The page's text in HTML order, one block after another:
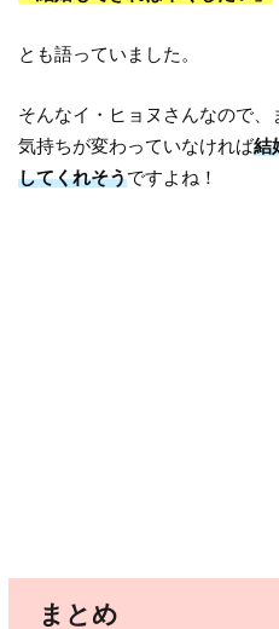
とも語っていました。
そんなイ・ヒョヌさんなので
気持ちが変わっていなければ結
してくれそうですよね！
まとめ